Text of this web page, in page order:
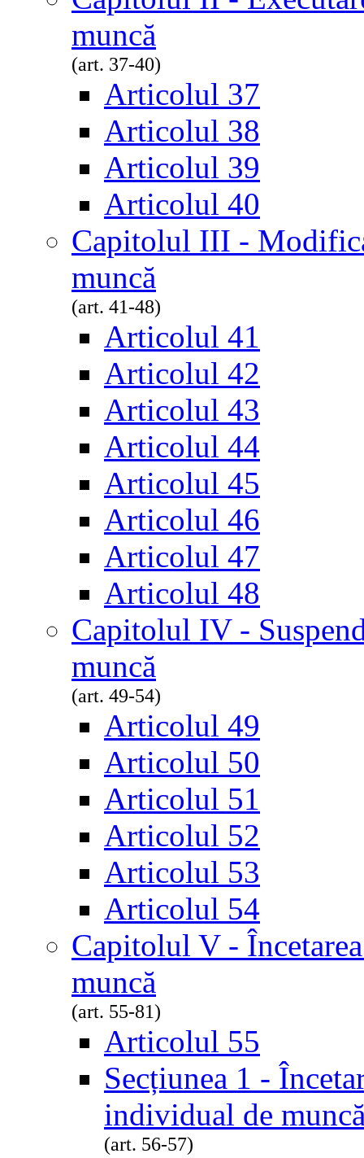
muncă
(art. 37-40)
Articolul 37
Articolul 38
Articolul 39
Articolul 40
Capitolul III -
muncă
(art. 41-48)
Articolul 41
Articolul 42
Articolul 43
Articolul 44
Articolul 45
Articolul 46
Articolul 47
Articolul 48
Capitolul IV -
muncă
(art. 49-54)
Articolul 49
Articolul 50
Articolul 51
Articolul 52
Articolul 53
Articolul 54
Capitolul V -
muncă
(art. 55-81)
Articolul 55
Secțiunea 1 -
individual de
(art. 56-57)